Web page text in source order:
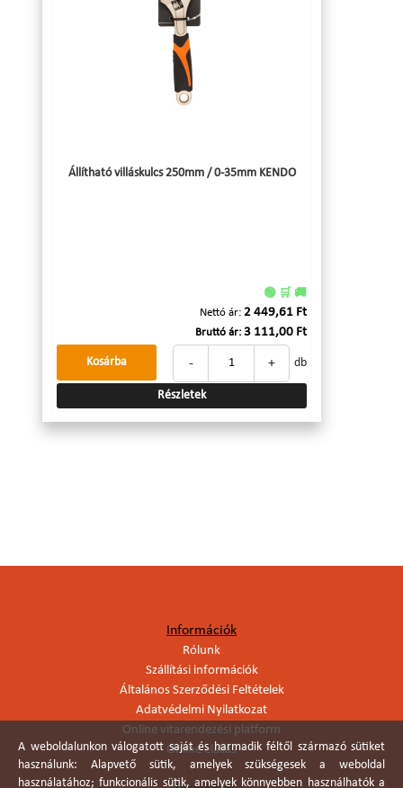
Állítható villáskulcs 250mm / 0-35mm KENDO
🟢 🛒 🚚
Nettó ár: 2 449,61 Ft
Bruttó ár: 3 111,00 Ft
- + db
Kosárba
Részletek
Információk
Rólunk
Szállítási információk
Általános Szerződési Feltételek
Adatvédelmi Nyilatkozat
Online vitarendezési platform
Online elállás
A weboldalunkon válogatott saját és harmadik féltől származó sütiket
használunk: Alapvető sütik, amelyek szükségesek a weboldal
használatához; funkcionális sütik, amelyek könnyebben használhatók a